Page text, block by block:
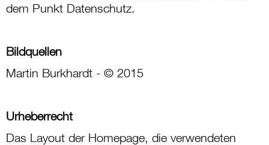
dem Punkt Datenschutz.
Bildquellen
Martin Burkhardt - © 2015
Urheberrecht
Das Layout der Homepage, die verwendeten